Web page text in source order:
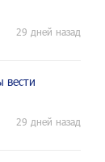
29 дней назад
29 дней назад